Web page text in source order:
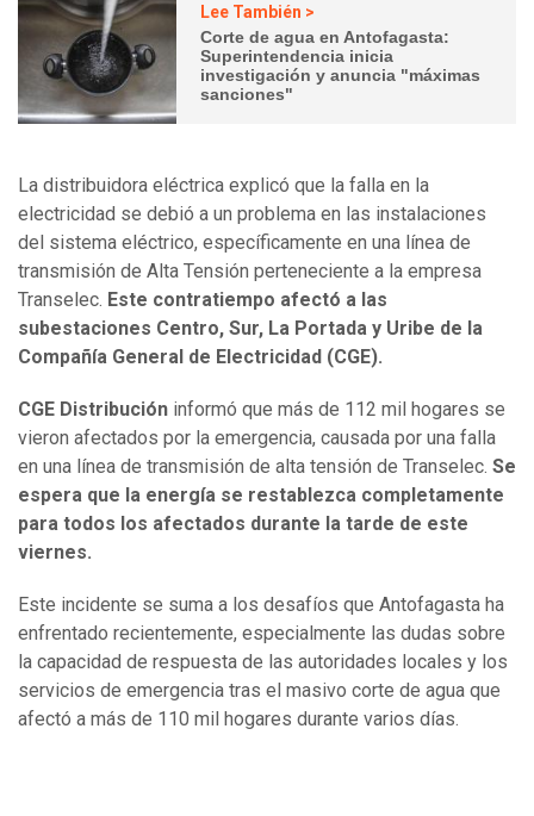
Lee También >
Corte de agua en Antofagasta:
Superintendencia inicia
investigación y anuncia "máximas
sanciones"
La distribuidora eléctrica explicó que la falla en la
electricidad se debió a un problema en las instalaciones
del sistema eléctrico, específicamente en una línea de
transmisión de Alta Tensión perteneciente a la empresa
Transelec. Este contratiempo afectó a las
subestaciones Centro, Sur, La Portada y Uribe de la
Compañía General de Electricidad (CGE).
CGE Distribución informó que más de 112 mil hogares se
vieron afectados por la emergencia, causada por una falla
en una línea de transmisión de alta tensión de Transelec. Se
espera que la energía se restablezca completamente
para todos los afectados durante la tarde de este
viernes.
Este incidente se suma a los desafíos que Antofagasta ha
enfrentado recientemente, especialmente las dudas sobre
la capacidad de respuesta de las autoridades locales y los
servicios de emergencia tras el masivo corte de agua que
afectó a más de 110 mil hogares durante varios días.